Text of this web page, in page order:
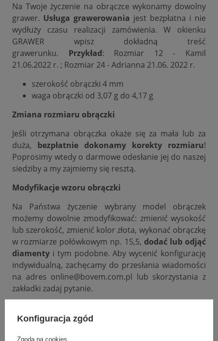
Na Twoje życzenie na obrączce wykonamy dowolny
grawer. Usługa grawerowania jest bezpłatna i nie
wydłuży czasu realizacji zamówienia. W okienku
GRAWER wpisz dokładną treść
grawerunku.
Przykład: Rozmiar 12 - Kamil
21.06.2022 r. ; Rozmiar 24 - Adrianna 21.06. 2022 r.
szerokość obrączki 4 mm
waga obrączki od 3,07 g do 4,17 g
Zmiana rozmiaru obrączki
Jeśli otrzymana obrączka okaże się za mała lub za
duża, bezpłatnie dokonamy korekty rozmiaru!
Poprosimy wtedy o darmowe odesłanie jej do naszej
siedziby a my zajmiemy się resztą.
Modyfikacje wzoru obrączki
Na Państwa życzenie wybrany model obrączek
możemy dowolnie zmodyfikować: zmienić wysokość
lub szerokość, zmienić kolor złota, wykonać obrączkę
w rozmiarze połówkowym np. 15,5, dodać lub odjąć
diamenty i tym podobne. Aby wycenić konfigurację
indywidualną, zachęcamy do przesłania wiadomości
na adres online@bovem.com.pl lub skorzystania z
zakładki zadaj pytanie.
Konfiguracja zgód
Zgoda na cookies